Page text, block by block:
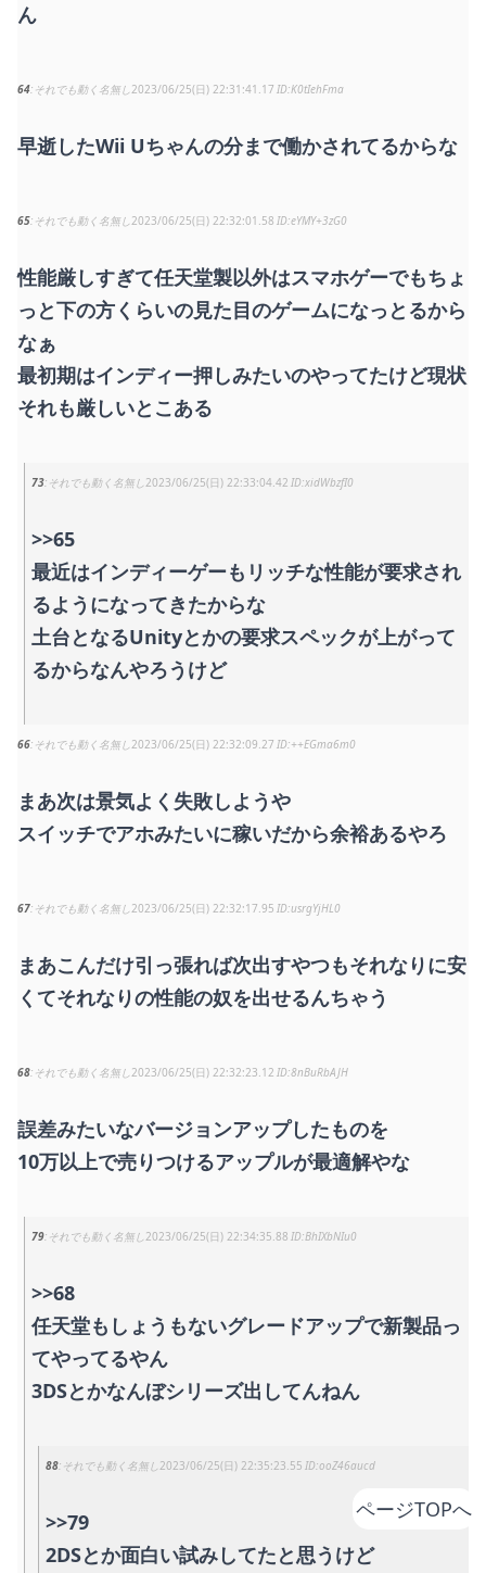
ん
64 それでも動く名無し2023/06/25(日) 22:31:41.17 K0tIehFma
早逝したWii Uちゃんの分まで働かされてるからな
65 それでも動く名無し2023/06/25(日) 22:32:01.58 eYMY+3zG0
性能厳しすぎて任天堂製以外はスマホゲーでもちょ
っと下の方くらいの見た目のゲームになっとるから
なぁ
最初期はインディー押しみたいのやってたけど現状
それも厳しいとこある
73 それでも動く名無し2023/06/25(日) 22:33:04.42 xidWbzfI0
>>65
最近はインディーゲーもリッチな性能が要求され
るようになってきたからな
土台となるUnityとかの要求スペックが上がって
るからなんやろうけど
66 それでも動く名無し2023/06/25(日) 22:32:09.27 ++EGma6m0
まあ次は景気よく失敗しようや
スイッチでアホみたいに稼いだから余裕あるやろ
67 それでも動く名無し2023/06/25(日) 22:32:17.95 usrgYjHL0
まあこんだけ引っ張れば次出すやつもそれなりに安
くてそれなりの性能の奴を出せるんちゃう
68 それでも動く名無し2023/06/25(日) 22:32:23.12 8nBuRbAJH
誤差みたいなバージョンアップしたものを
10万以上で売りつけるアップルが最適解やな
79 それでも動く名無し2023/06/25(日) 22:34:35.88 BhIXbNIu0
>>68
任天堂もしょうもないグレードアップで新製品っ
てやってるやん
3DSとかなんぼシリーズ出してんねん
88 それでも動く名無し2023/06/25(日) 22:35:23.55 ooZ46aucd
>>79
2DSとか面白い試みしてたと思うけど
ページTOPへ